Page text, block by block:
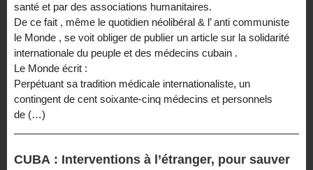
santé et par des associations humanitaires.
De ce fait , même le quotidien néolibéral & l’ anti communiste
le Monde , se voit obliger de publier un article sur la solidarité
internationale du peuple et des médecins cubain .
Le Monde écrit :
Perpétuant sa tradition médicale internationaliste, un
contingent de cent soixante-cinq médecins et personnels
de (…)
CUBA : Interventions à l’étranger, pour sauver